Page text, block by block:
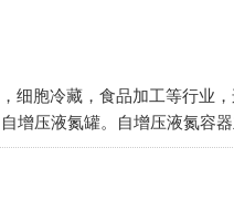
细胞冷藏，食品加工等行业，
增压液氮罐。自增压液氮容